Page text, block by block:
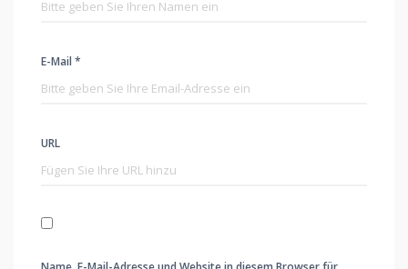
E-Mail *
URL